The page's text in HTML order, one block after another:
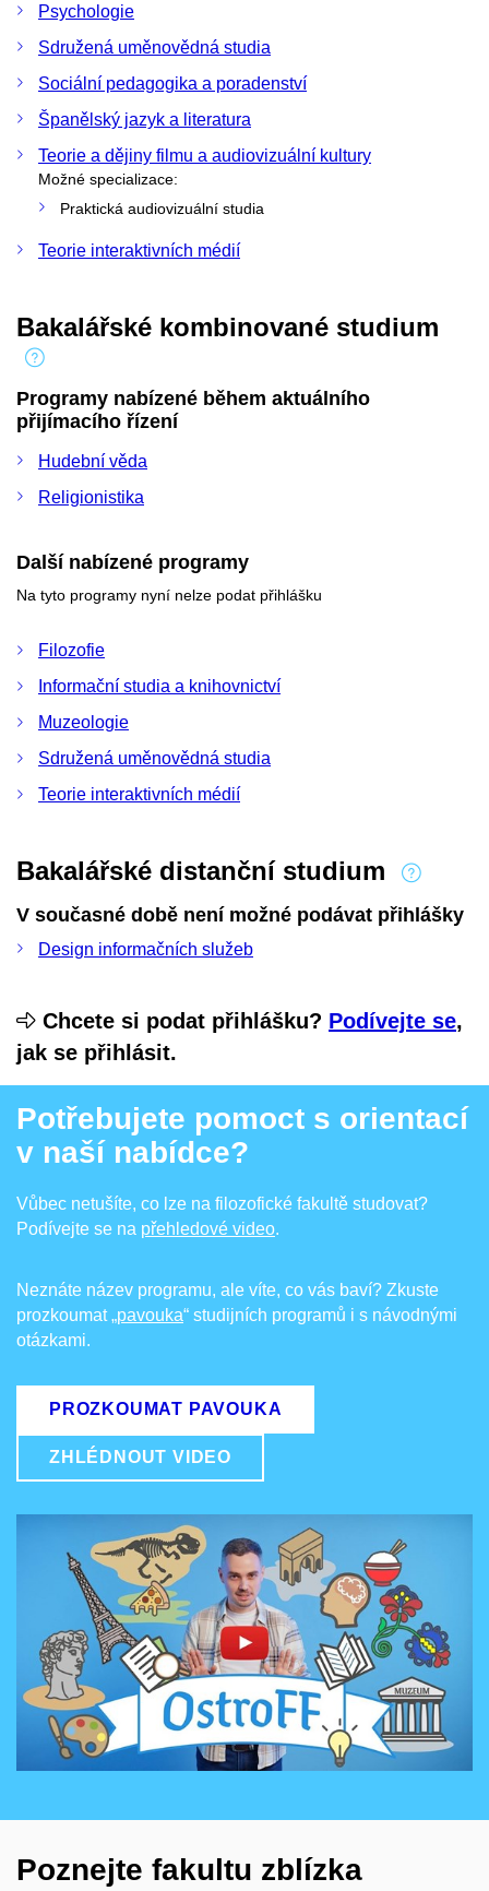
Psychologie
Sdružená uměnovědná studia
Sociální pedagogika a poradenství
Španělský jazyk a literatura
Teorie a dějiny filmu a audiovizuální kultury
Možné specializace:
Praktická audiovizuální studia
Teorie interaktivních médií
Bakalářské kombinované studium
Programy nabízené během aktuálního
přijímacího řízení
Hudební věda
Religionistika
Další nabízené programy
Na tyto programy nyní nelze podat přihlášku
Filozofie
Informační studia a knihovnictví
Muzeologie
Sdružená uměnovědná studia
Teorie interaktivních médií
Bakalářské distanční studium
V současné době není možné podávat přihlášky
Design informačních služeb
Chcete si podat přihlášku? Podívejte se,
jak se přihlásit.
Potřebujete pomoct s orientací
v naší nabídce?
Vůbec netušíte, co lze na filozofické fakultě studovat?
Podívejte se na přehledové video.
Neznáte název programu, ale víte, co vás baví? Zkuste
prozkoumat„pavouka“ studijních programů i s návodnými
otázkami.
PROZKOUMAT PAVOUKA
ZHLÉDNOUT VIDEO
Povolit cookies a přehrát
Otevřít na youtube.com
Poznejte fakultu zblízka